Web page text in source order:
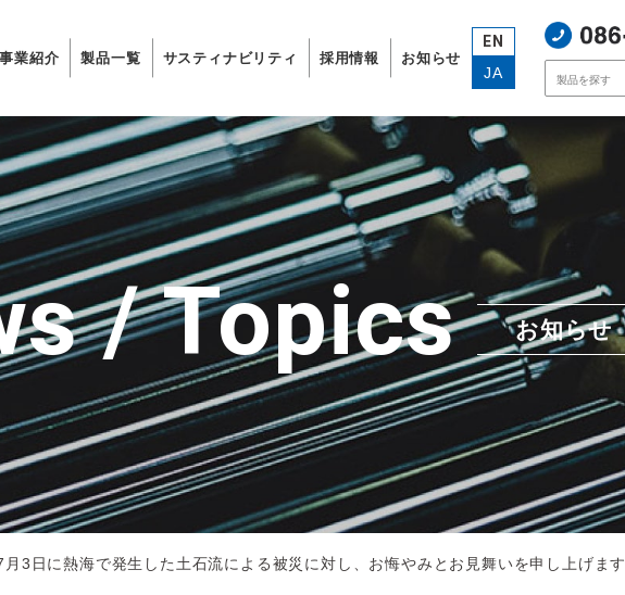
事業紹介 製品一覧 サスティナビリティ 採用情報 お知らせ
EN
JA
/ Topics お知らせ
月3日に熱海で発生した土石流による被災に対し、お悔やみとお見舞いを申し上げます